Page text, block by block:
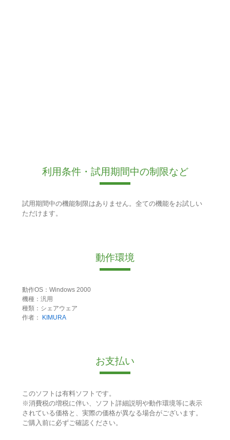
利用条件・試用期間中の制限など
試用期間中の機能制限はありません。全ての機能をお試しい
ただけます。
動作環境
動作OS：Windows 2000
機種：汎用
種類：シェアウェア
作者：
KIMURA
お支払い
このソフトは有料ソフトです。
※消費税の増税に伴い、ソフト詳細説明や動作環境等に表示
されている価格と、実際の価格が異なる場合がございます。
ご購入前に必ずご確認ください。